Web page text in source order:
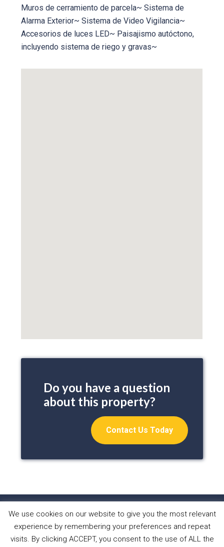
Muros de cerramiento de parcela~ Sistema de
Alarma Exterior~ Sistema de Video Vigilancia~
Accesorios de luces LED~ Paisajismo autóctono,
incluyendo sistema de riego y gravas~
Do you have a question
about this property?
Contact Us Today
HOME PROPERTIES
ABOUT US
WHAT WE DO
NEWS CONTACT
We use cookies on our website to give you the most relevant
experience by remembering your preferences and repeat
visits. By clicking ACCEPT, you consent to the use of ALL the